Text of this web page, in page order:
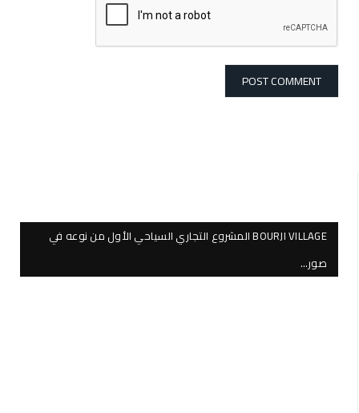
BOURJI VILLAGE المشروع التجاري السياحي الأول من نوعه في
صور…